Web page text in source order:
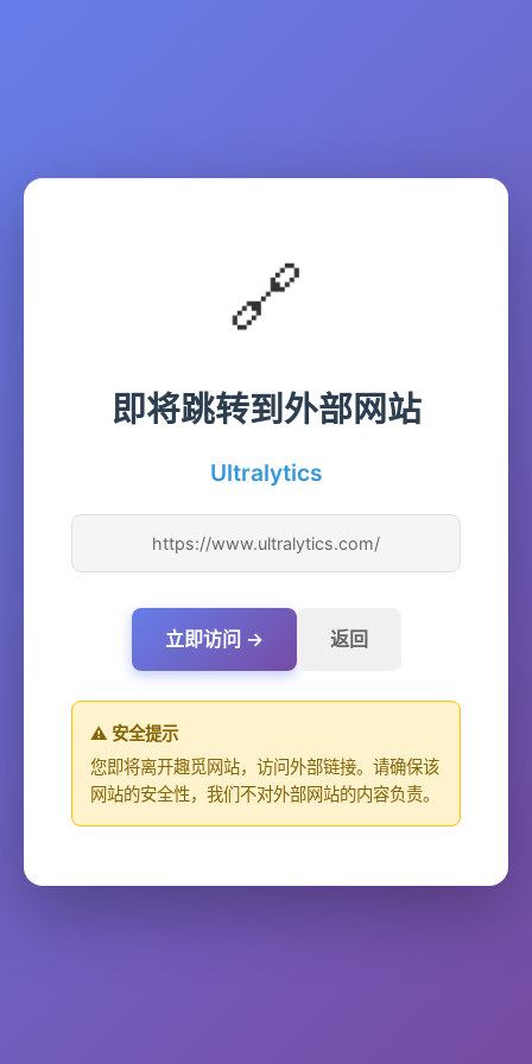
🔗
即将跳转到外部网站
Ultralytics
https://www.ultralytics.com/
立即访问 → 返回
⚠️ 安全提示
您即将离开趣觅网站，访问外部链接。请确保该
网站的安全性，我们不对外部网站的内容负责。